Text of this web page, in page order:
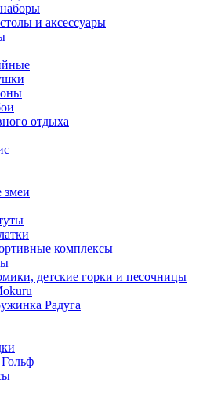
и аксессуары
отдыха
комплексы
детские горки и песочницы
Радуга
Гольф